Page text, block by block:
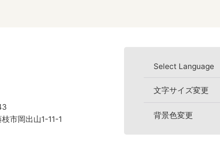
市岡出山1-11-1
Select Language
文字サイズ変更
背景色変更